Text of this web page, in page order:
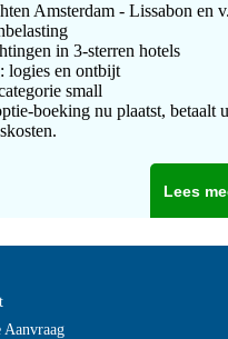
Amsterdam - Lissabon en
in 3-sterren hotels
logies en ontbijt
small
boeking nu plaatst, betaalt
Lees